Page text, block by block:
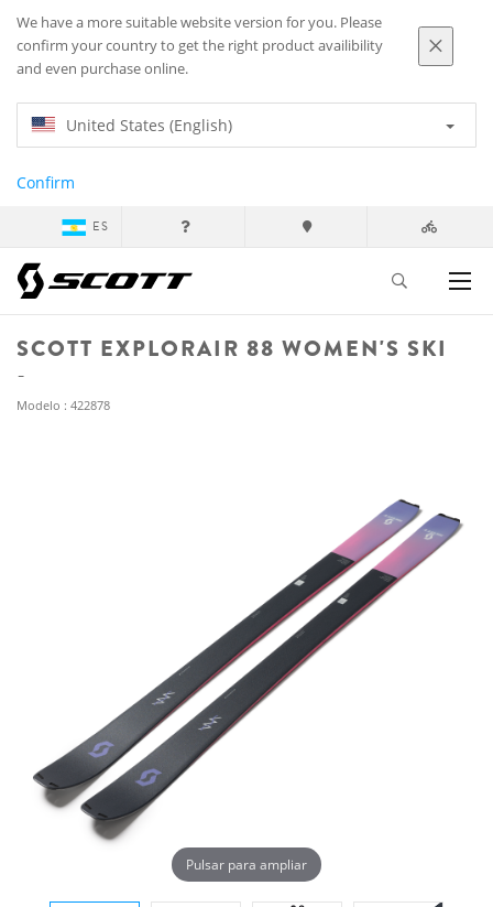
We have a more suitable website version for you. Please
confirm your country to get the right product availibility
and even purchase online.
United States (English)
Confirm
ES
SCOTT EXPLORAIR 88 WOMEN'S SKI
Modelo : 422878
Pulsar para ampliar